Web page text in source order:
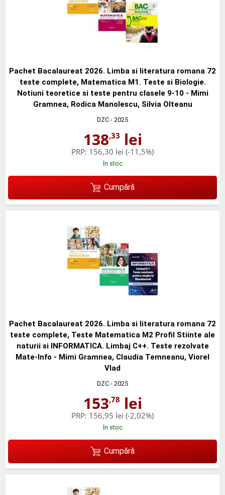
Pachet Bacalaureat 2026. Limba si literatura romana 72
teste complete, Matematica M1. Teste si Biologie.
Notiuni teoretice si teste pentru clasele 9-10 - Mimi
Gramnea, Rodica Manolescu, Silvia Olteanu
DZC - 2025
138,33 lei
PRP: 156,30 lei (-11,5%)
în stoc
Cumpără
Pachet Bacalaureat 2026. Limba si literatura romana 72
teste complete, Teste Matematica M2 Profil Stiinte ale
naturii si INFORMATICA. Limbaj C++. Teste rezolvate
Mate-Info - Mimi Gramnea, Claudia Temneanu, Viorel
Vlad
DZC - 2025
153,78 lei
PRP: 156,95 lei (-2,02%)
în stoc
Cumpără